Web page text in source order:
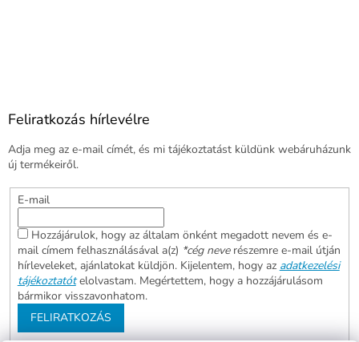
Feliratkozás hírlevélre
Adja meg az e-mail címét, és mi tájékoztatást küldünk webáruházunk
új termékeiről.
E-mail
Hozzájárulok, hogy az általam önként megadott nevem és e-
mail címem felhasználásával a(z) *cég neverészemre e-mail útján
hírleveleket, ajánlatokat küldjön. Kijelentem, hogy az adatkezelési
tájékoztatót elolvastam. Megértettem, hogy a hozzájárulásom
bármikor visszavonhatom.
FELIRATKOZÁS